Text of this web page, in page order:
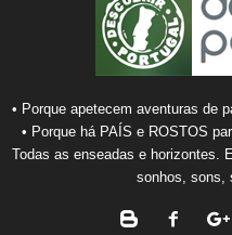
• Porque apetecem aventuras de
• Porque há PAÍS e ROSTOS
Todas as enseadas e horizontes.
sonhos, sons,